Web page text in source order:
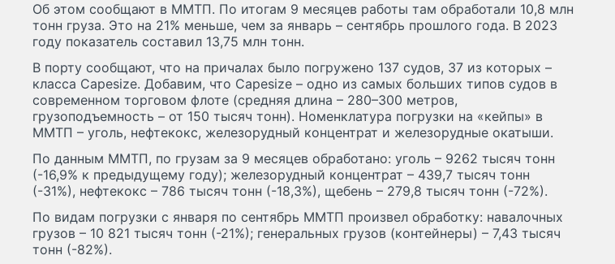
Об этом сообщают в ММТП. По итогам 9 месяцев работы там обработали 10,8 млн
тонн груза. Это на 21% меньше, чем за январь – сентябрь прошлого года. В 2023
году показатель составил 13,75 млн тонн.
В порту сообщают, что на причалах было погружено 137 судов, 37 из которых –
класса Capesize. Добавим, что Capesize – одно из самых больших типов судов в
современном торговом флоте (средняя длина – 280–300 метров,
грузоподъемность – от 150 тысяч тонн). Номенклатура погрузки на «кейпы» в
ММТП – уголь, нефтекокс, железорудный концентрат и железорудные окатыши.
По данным ММТП, по грузам за 9 месяцев обработано: уголь – 9262 тысяч тонн
(-16,9% к предыдущему году); железорудный концентрат – 439,7 тысяч тонн
(-31%), нефтекокс – 786 тысяч тонн (-18,3%), щебень – 279,8 тысяч тонн (-72%).
По видам погрузки с января по сентябрь ММТП произвел обработку: навалочных
грузов – 10 821 тысяч тонн (-21%); генеральных грузов (контейнеры) – 7,43 тысяч
тонн (-82%).